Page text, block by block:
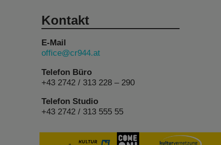
Kontakt
E-Mail
office@cr944.at
Telefon Büro
+43 2742 / 313 228 – 290
Telefon Studio
+43 2742 / 313 555 55